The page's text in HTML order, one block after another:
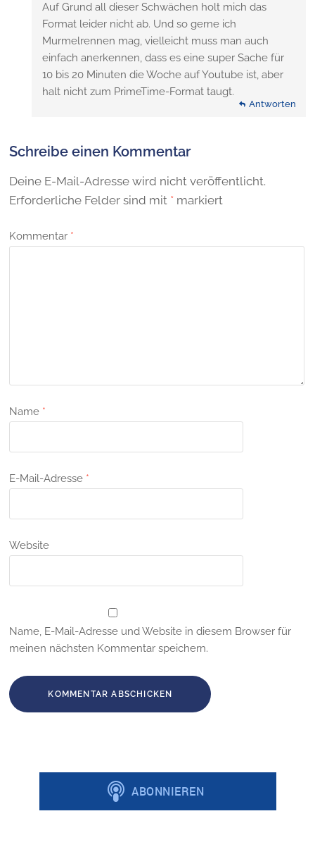
Auf Grund all dieser Schwächen holt mich das
Format leider nicht ab. Und so gerne ich
Murmelrennen mag, vielleicht muss man auch
einfach anerkennen, dass es eine super Sache für
10 bis 20 Minuten die Woche auf Youtube ist, aber
halt nicht zum PrimeTime-Format taugt.
Antworten
Schreibe einen Kommentar
Deine E-Mail-Adresse wird nicht veröffentlicht.
Erforderliche Felder sind mit * markiert
Kommentar *
Name *
E-Mail-Adresse *
Website
Name, E-Mail-Adresse und Website in diesem Browser für
meinen nächsten Kommentar speichern.